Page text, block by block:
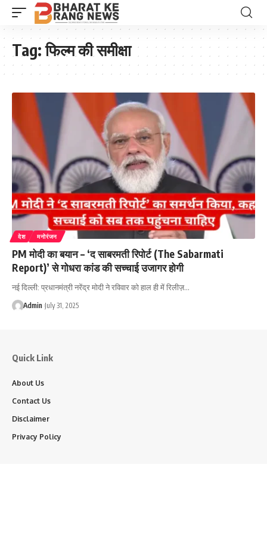
Tag:फिल्म की समीक्षा
देश मनोरंजन
PM मोदी का बयान – ‘द साबरमती रिपोर्ट (The Sabarmati
Report)’ से गोधरा कांड की सच्चाई उजागर होगी
नई दिल्ली: प्रधानमंत्री नरेंद्र मोदी ने रविवार को हाल ही में रिलीज़…
Admin July 31, 2025
Quick Link
About Us
Contact Us
Disclaimer
Privacy Policy